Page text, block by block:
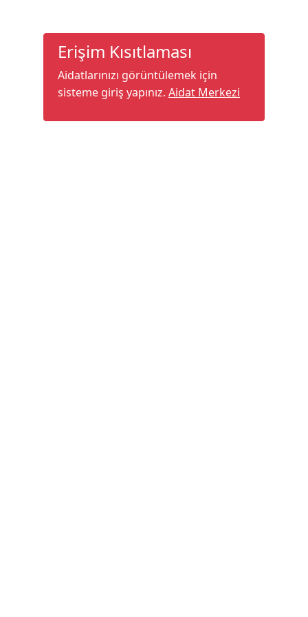
Erişim Kısıtlaması
Aidatlarınızı görüntülemek için
sisteme giriş yapınız. Aidat Merkezi